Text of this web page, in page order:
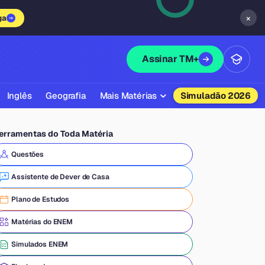
×
Assinar TM+
Inglês Geografia Mais Matérias
Química
Física
Filosofia
Literatura
Simuladão 2026
do Toda Matéria
Questões
Assistente de Dever de Casa
Plano de Estudos
Matérias do ENEM
Simulados ENEM